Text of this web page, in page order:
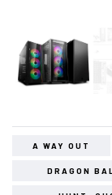
A WAY OUT
DRAGON